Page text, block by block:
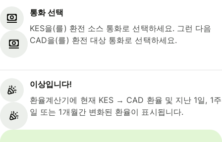
통화 선택
KES을(를) 환전 소스 통화로 선택하세요. 그런 다음
CAD을(를) 환전 대상 통화로 선택하세요.
이상입니다!
환율계산기에 현재 KES → CAD 환율 및 지난 1일, 1주
일 또는 1개월간 변화된 환율이 표시됩니다.